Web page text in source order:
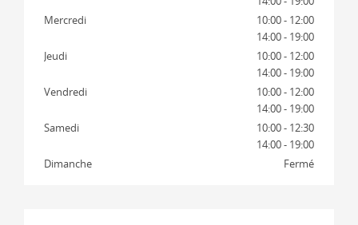
Mercredi
10:00 - 12:00
14:00 - 19:00
Jeudi
10:00 - 12:00
14:00 - 19:00
Vendredi
10:00 - 12:00
14:00 - 19:00
Samedi
10:00 - 12:30
14:00 - 19:00
Dimanche
Fermé